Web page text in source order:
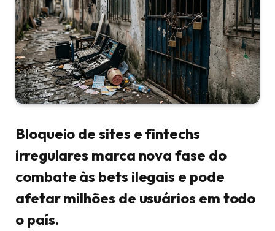
Bloqueio de sites e fintechs
irregulares marca nova fase do
combate às bets ilegais e pode
afetar milhões de usuários em todo
o país.